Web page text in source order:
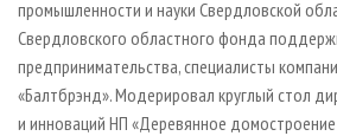
промышленности и науки Свердловской
Свердловского областного фонда
предпринимательства, специалисты
«Балтбрэнд». Модерировал круглый стол
и инноваций НП «Деревянное